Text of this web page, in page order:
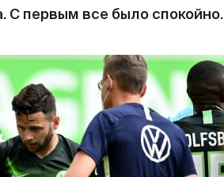
С первым все было спокойно.